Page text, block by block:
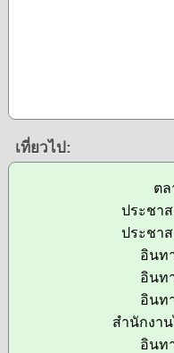
เที่ยวไป:
ตล
ประชา
ประชา
อินท
อินท
อินท
สำนักงา
อินท